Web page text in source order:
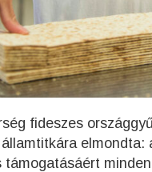
fideszes
elmondta: